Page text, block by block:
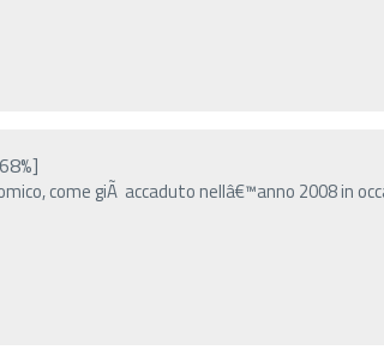
come giÃ accaduto nellâ€™anno 2008 in